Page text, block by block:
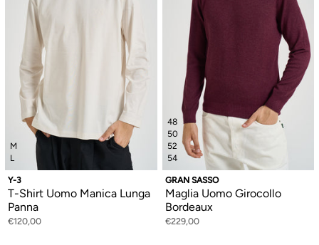
M
L
Y-3
T-Shirt Uomo Manica Lunga
Panna
€120,00
48
50
52
54
GRAN SASSO
Maglia Uomo Girocollo
Bordeaux
€229,00